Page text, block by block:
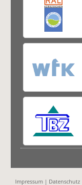
Impressum | Datenschutz